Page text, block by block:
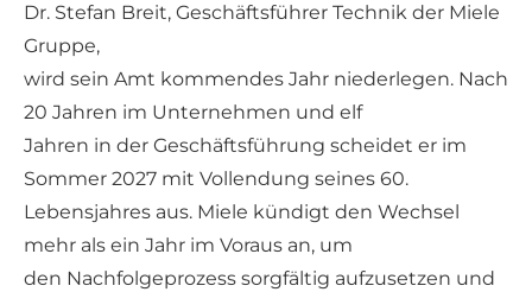
Dr. Stefan Breit, Geschäftsführer Technik der Miele
Gruppe,
wird sein Amt kommendes Jahr niederlegen. Nach
20 Jahren im Unternehmen und elf
Jahren in der Geschäftsführung scheidet er im
Sommer 2027 mit Vollendung seines 60.
Lebensjahres aus. Miele kündigt den Wechsel
mehr als ein Jahr im Voraus an, um
den Nachfolgeprozess sorgfältig aufzusetzen und